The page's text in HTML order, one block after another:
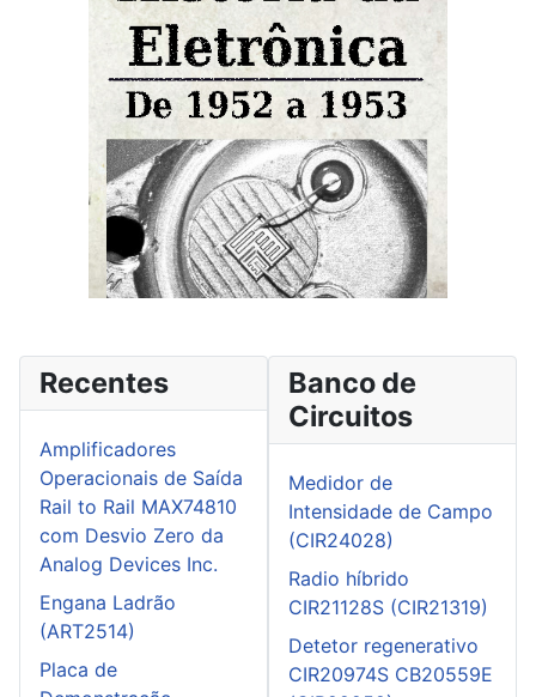
Recentes
Amplificadores
Operacionais de Saída
Rail to Rail MAX74810
com Desvio Zero da
Analog Devices Inc.
Engana Ladrão
(ART2514)
Placa de
Banco de
Circuitos
Medidor de
Intensidade de Campo
(CIR24028)
Radio híbrido
CIR21128S (CIR21319)
Detetor regenerativo
CIR20974S CB20559E